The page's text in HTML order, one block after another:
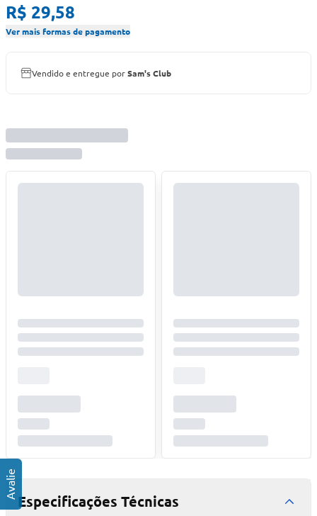
R$ 29,58
Ver mais formas de pagamento
Vendido e entregue porSam's Club
Especificações Técnicas